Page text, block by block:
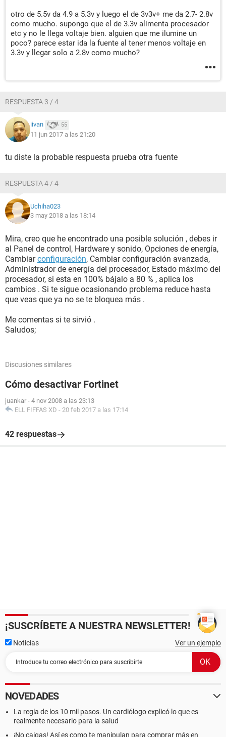
otro de 5.5v da 4.9 a 5.3v y luego el de 3v3v+ me da 2.7- 2.8v
como mucho. supongo que el de 3.3v alimenta procesador
etc y no le llega voltaje bien. alguien que me ilumine un
poco? parece estar ida la fuente al tener menos voltaje en
3.3v y llegar solo a 2.8v como mucho?
RESPUESTA 3 / 4
iivan 55
11 jun 2017 a las 21:20
tu diste la probable respuesta prueba otra fuente
RESPUESTA 4 / 4
Uchiha023
3 may 2018 a las 18:14
Mira, creo que he encontrado una posible solución , debes ir
al Panel de control, Hardware y sonido, Opciones de energía,
Cambiarconfiguración, Cambiar configuración avanzada,
Administrador de energía del procesador, Estado máximo del
procesador, si esta en 100% bájalo a 80 % , aplica los
cambios . Si te sigue ocasionando problema reduce hasta
que veas que ya no se te bloquea más .
Me comentas si te sirvió .
Saludos;
Discusiones similares
Cómo desactivar Fortinet
juankar - 4 nov 2008 a las 23:13
ELL FIFFAS XD - 20 feb 2017 a las 17:14
42 respuestas
¡SUSCRÍBETE A NUESTRA NEWSLETTER!
Noticias Ver un ejemplo
NOVEDADES
La regla de los 10 mil pasos. Un cardiólogo explicó lo que es
realmente necesario para la salud
¡No caigas! Así es como te manipulan para comprar más en